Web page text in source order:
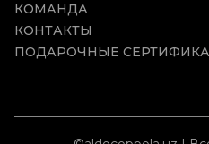
КОМАНДА
КОНТАКТЫ
ПОДАРОЧНЫЕ